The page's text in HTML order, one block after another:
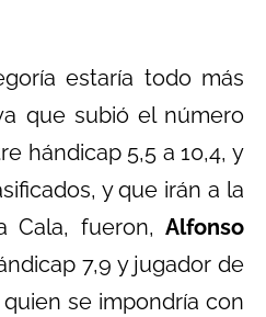
estaría todo más
que subió el número
hándicap 5,5 a 10,4, y
y que irán a la
Cala, fueron, Alfonso
7,9 y jugador de
se impondría con